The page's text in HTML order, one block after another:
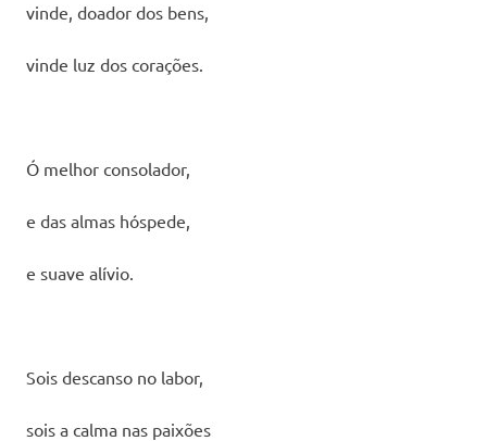
vinde, doador dos bens,
vinde luz dos corações.
Ó melhor consolador,
e das almas hóspede,
e suave alívio.
Sois descanso no labor,
sois a calma nas paixões